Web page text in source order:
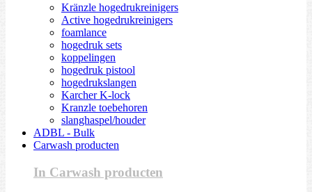
Kränzle hogedrukreinigers
Active hogedrukreinigers
foamlance
hogedruk sets
koppelingen
hogedruk pistool
hogedrukslangen
Karcher K-lock
Kranzle toebehoren
slanghaspel/houder
ADBL - Bulk
Carwash producten
In Carwash producten